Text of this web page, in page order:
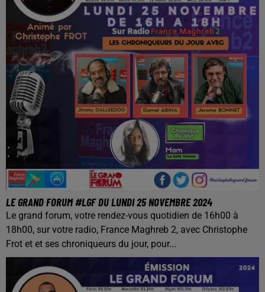
LE GRAND FORUM #LGF DU LUNDI 25 NOVEMBRE 2024
Le grand forum, votre rendez-vous quotidien de 16h00 à
18h00, sur votre radio, France Maghreb 2, avec Christophe
Frot et et ses chroniqueurs du jour, pour...